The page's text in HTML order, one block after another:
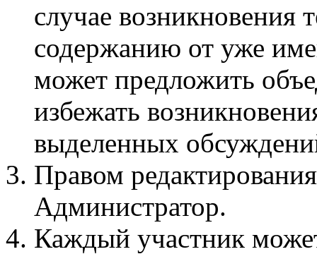
случае возникновения
содержанию от уже
может предложить
избежать
выделенных
Правом
Администратор.
Каждый участник